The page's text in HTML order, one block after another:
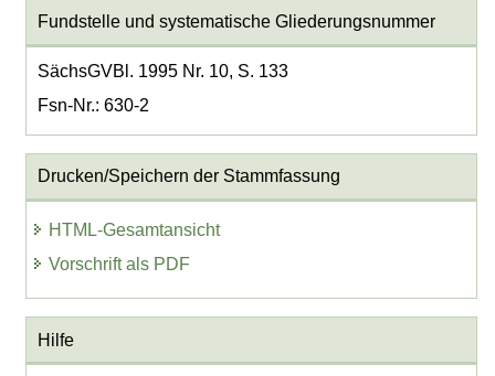
Fundstelle und systematische Gliederungsnummer
SächsGVBl. 1995 Nr. 10, S. 133
Fsn-Nr.: 630-2
Drucken/Speichern der Stammfassung
HTML-Gesamtansicht
Vorschrift als PDF
Hilfe